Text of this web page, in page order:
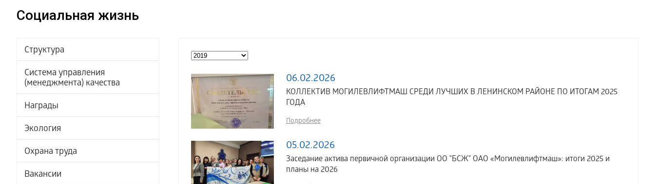
Социальная жизнь
Структура
Система управления
(менеджмента) качества
Награды
Экология
Охрана труда
Вакансии
06.02.2026
КОЛЛЕКТИВ МОГИЛЕВЛИФТМАШ СРЕДИ ЛУЧШИХ В ЛЕНИНСКОМ РАЙОНЕ ПО ИТОГАМ 2025
ГОДА
Подробнее
05.02.2026
Заседание актива первичной организации ОО "БСЖ" ОАО «Могилевлифтмаш»: итоги 2025 и
планы на 2026